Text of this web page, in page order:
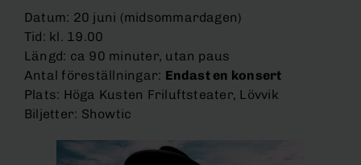
Datum: 20 juni (midsommardagen)
Tid: kl. 19.00
Längd: ca 90 minuter, utan paus
Antal föreställningar: Endast en konsert
Plats: Höga Kusten Friluftsteater, Lövvik
Biljetter: Showtic